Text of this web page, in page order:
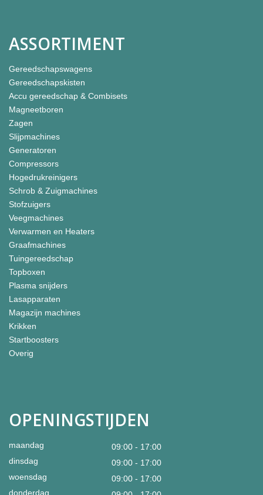
ASSORTIMENT
Gereedschapswagens
Gereedschapskisten
Accu gereedschap & Combisets
Magneetboren
Zagen
Slijpmachines
Generatoren
Compressors
Hogedrukreinigers
Schrob & Zuigmachines
Stofzuigers
Veegmachines
Verwarmen en Heaters
Graafmachines
Tuingereedschap
Topboxen
Plasma snijders
Lasapparaten
Magazijn machines
Krikken
Startboosters
Overig
OPENINGSTIJDEN
maandag
09:00 - 17:00
dinsdag
09:00 - 17:00
woensdag
09:00 - 17:00
donderdag